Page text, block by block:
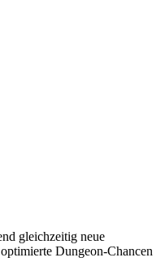
gleichzeitig neue
Dungeon-Chancen